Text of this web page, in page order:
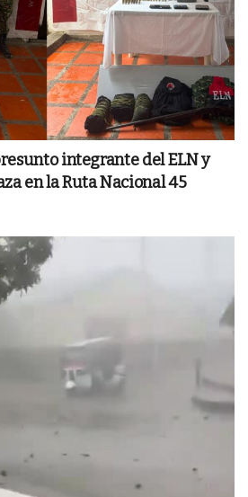
integrante del ELN y
en la Ruta Nacional 45